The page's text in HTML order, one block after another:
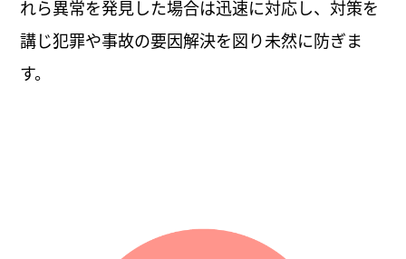
れら異常を発見した場合は迅速に対応し、対策を
講じ犯罪や事故の要因解決を図り未然に防ぎま
す。